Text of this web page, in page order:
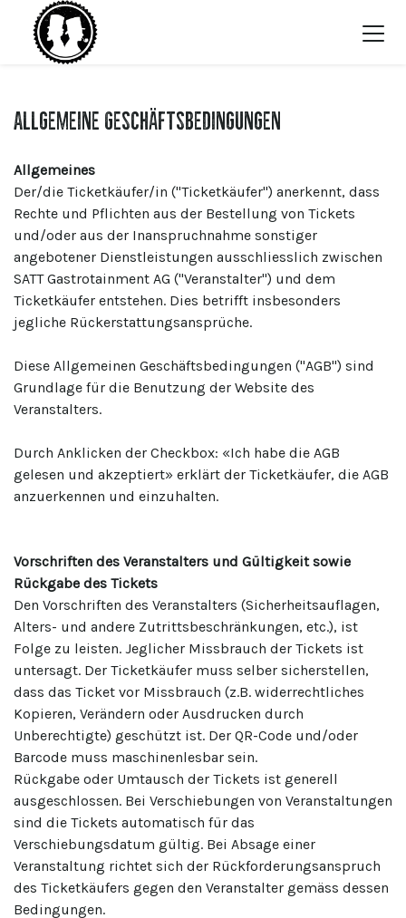
Allgemeine Geschäftsbedingungen
Allgemeines
Der/die Ticketkäufer/in ("Ticketkäufer") anerkennt, dass
Rechte und Pflichten aus der Bestellung von Tickets
und/oder aus der Inanspruchnahme sonstiger
angebotener Dienstleistungen ausschliesslich zwischen
SATT Gastrotainment AG ("Veranstalter") und dem
Ticketkäufer entstehen. Dies betrifft insbesonders
jegliche Rückerstattungsansprüche.
Diese Allgemeinen Geschäftsbedingungen ("AGB") sind
Grundlage für die Benutzung der Website des
Veranstalters.
Durch Anklicken der Checkbox: «Ich habe die AGB
gelesen und akzeptiert» erklärt der Ticketkäufer, die AGB
anzuerkennen und einzuhalten.
Vorschriften des Veranstalters und Gültigkeit sowie
Rückgabe des Tickets
Den Vorschriften des Veranstalters (Sicherheitsauflagen,
Alters- und andere Zutrittsbeschränkungen, etc.), ist
Folge zu leisten. Jeglicher Missbrauch der Tickets ist
untersagt. Der Ticketkäufer muss selber sicherstellen,
dass das Ticket vor Missbrauch (z.B. widerrechtliches
Kopieren, Verändern oder Ausdrucken durch
Unberechtigte) geschützt ist. Der QR-Code und/oder
Barcode muss maschinenlesbar sein.
Rückgabe oder Umtausch der Tickets ist generell
ausgeschlossen. Bei Verschiebungen von Veranstaltungen
sind die Tickets automatisch für das
Verschiebungsdatum gültig. Bei Absage einer
Veranstaltung richtet sich der Rückforderungsanspruch
des Ticketkäufers gegen den Veranstalter gemäss dessen
Bedingungen.